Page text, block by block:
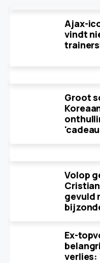
Ajax-
vindt
Groot
Volop
gevuld
Ex-
verlies: